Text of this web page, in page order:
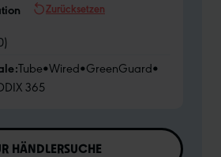
Zurücksetzen
Tube•Wired•GreenGuard•
365
HÄNDLERSUCHE